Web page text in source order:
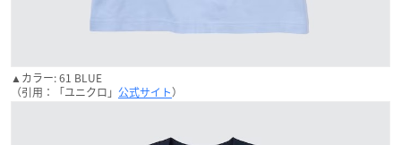
▲カラー: 61 BLUE
（引用：「ユニクロ」 公式サイト）